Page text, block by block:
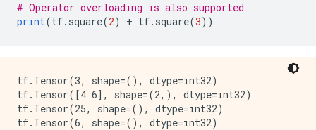
# Operator overloading is also supported
print(tf. square(2) + tf. square(3))
tf.Tensor(3, shape=(), dtype=int32)
tf.Tensor([4 6], shape=(2,), dtype=int32)
tf.Tensor(25, shape=(), dtype=int32)
tf.Tensor(6, shape=(), dtype=int32)